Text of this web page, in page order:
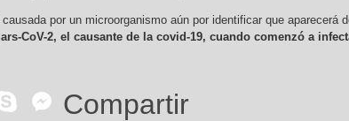
por un microorganismo aún por identificar que aparecerá
CoV-2, el causante de la covid-19, cuando comenzó a
SkypeMessenger
Compartir